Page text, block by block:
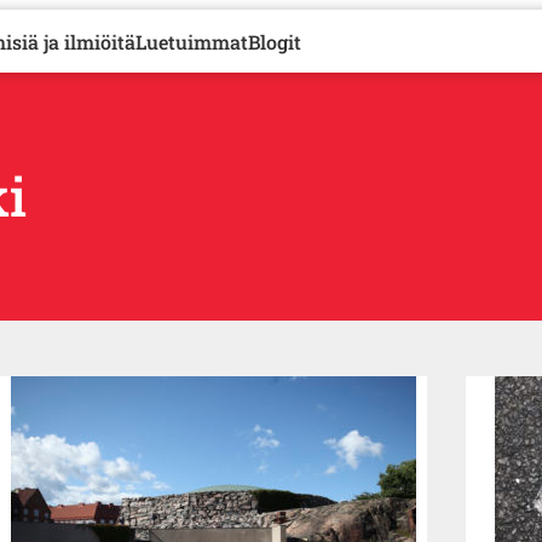
ja ilmiöitäLuetuimmatBlogit